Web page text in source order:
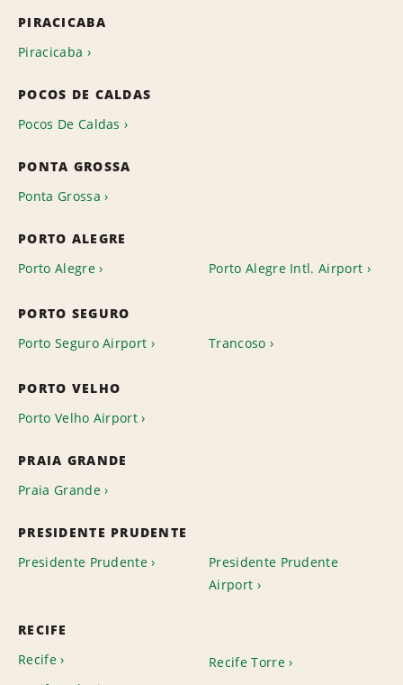
PIRACICABA
Piracicaba
POCOS DE CALDAS
Pocos De Caldas
PONTA GROSSA
Ponta Grossa
PORTO ALEGRE
Porto Alegre
Porto Alegre Intl. Airport
PORTO SEGURO
Porto Seguro Airport
Trancoso
PORTO VELHO
Porto Velho Airport
PRAIA GRANDE
Praia Grande
PRESIDENTE PRUDENTE
Presidente Prudente
Presidente Prudente
Airport
RECIFE
Recife
Recife Torre